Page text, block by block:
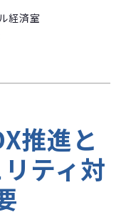
経済室
推進と
ティ対